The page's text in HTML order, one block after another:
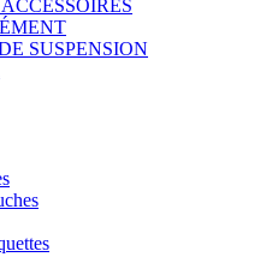
SUSPENSION